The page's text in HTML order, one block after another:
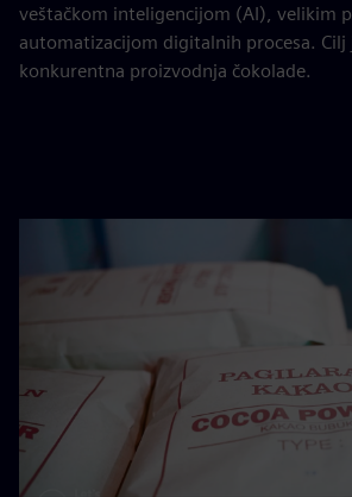
veštačkom inteligencijom (AI), velikim
automatizacijom digitalnih procesa. Cilj
konkurentna proizvodnja čokolade.